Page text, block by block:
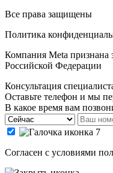
Все права защищены
Политика
Компания Meta признана
Российской Федерации
Консультация
Оставьте телефон и мы
В какое время вам
Cогласен с условиями